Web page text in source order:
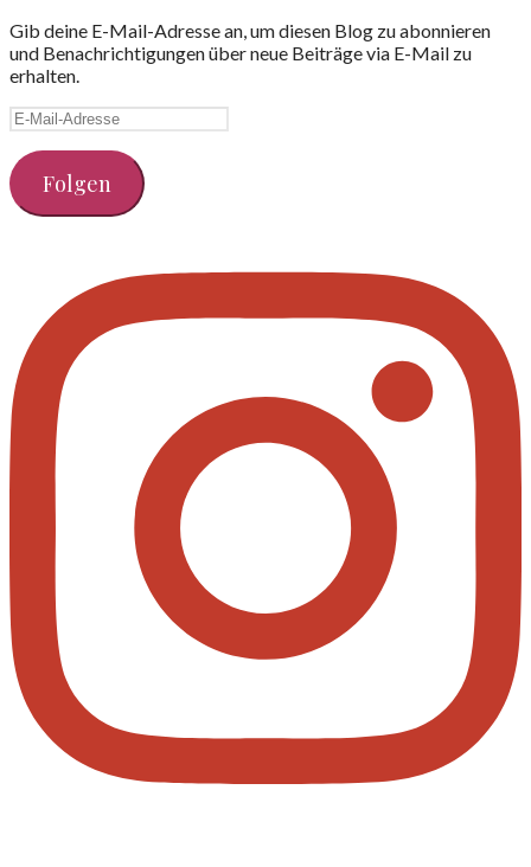
Gib deine E-Mail-Adresse an, um diesen Blog zu abonnieren
und Benachrichtigungen über neue Beiträge via E-Mail zu
erhalten.
E-
Adresse
Folgen